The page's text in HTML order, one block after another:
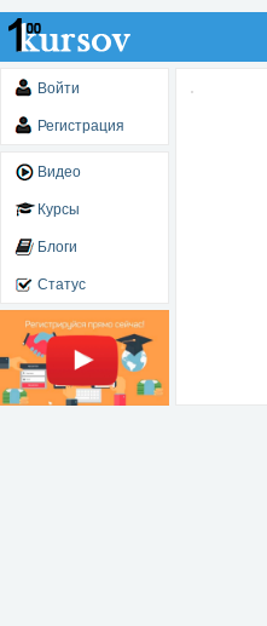
Войти
Регистрация
Видео
Курсы
Блоги
Статус